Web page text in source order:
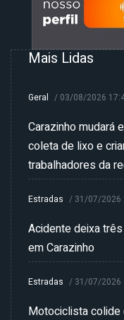
Mais Lidas
Geral / 03/08/2026
Carazinho mudará
coleta de lixo e
trabalhadores da
Estradas / 31/07/2026
Acidente deixa
em Carazinho
Estradas / 31/07/2026
Motociclista colide